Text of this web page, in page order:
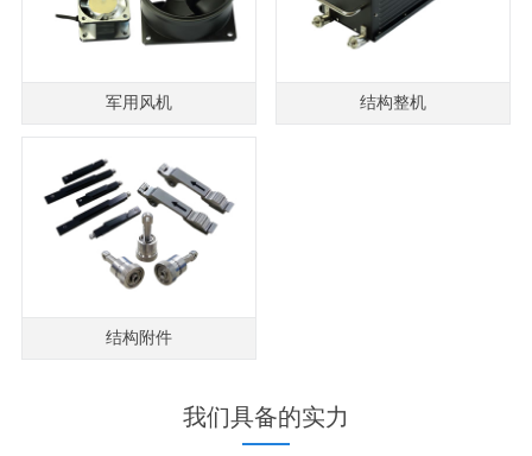
军用风机 结构整机
结构附件
我们具备的实力